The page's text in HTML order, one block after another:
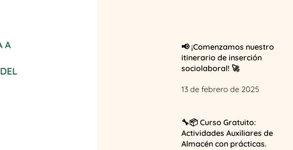
A
📢 ¡Comenzamos nuestro
itinerario de inserción
sociolaboral! 🚀
13 de febrero de 2025
🔧📦 Curso Gratuito:
Actividades Auxiliares de
Almacén con prácticas.